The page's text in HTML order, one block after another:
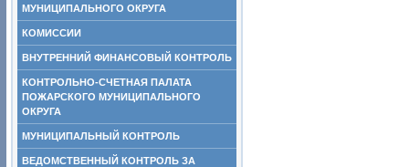
МУНИЦИПАЛЬНОГО ОКРУГА
КОМИССИИ
ВНУТРЕННИЙ ФИНАНСОВЫЙ КОНТРОЛЬ
КОНТРОЛЬНО-СЧЕТНАЯ ПАЛАТА
ПОЖАРСКОГО МУНИЦИПАЛЬНОГО
ОКРУГА
МУНИЦИПАЛЬНЫЙ КОНТРОЛЬ
ВЕДОМСТВЕННЫЙ КОНТРОЛЬ ЗА